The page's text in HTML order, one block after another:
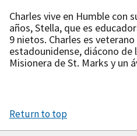
Charles vive en Humble con
años, Stella, que es
9 nietos. Charles es
estadounidense, diácono de
Misionera de St. Marks y un
Return to top